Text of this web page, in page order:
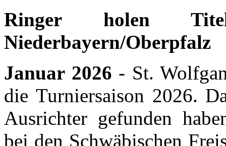
Ringer holen
Niederbayern/Oberpfalz
Januar 2026 - St.
die Turniersaison 2026.
Ausrichter gefunden
bei den Schwäbischen